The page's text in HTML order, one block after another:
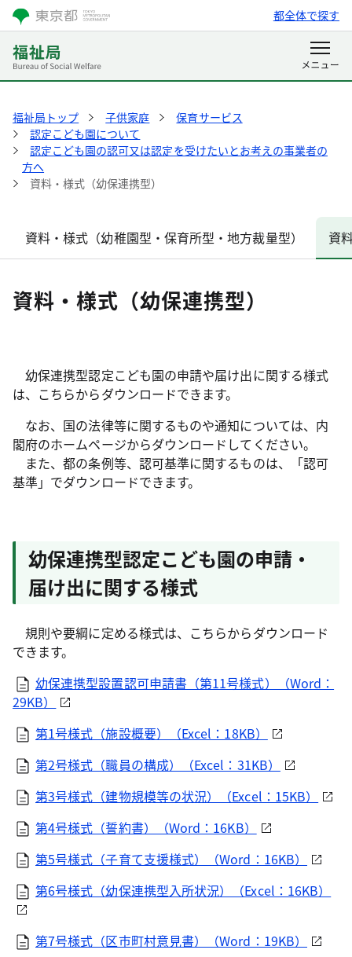
都全体で探す
福祉局トップ 子供家庭
保育サービス
認定こども園について
認定こども園の認可又は認定を受けたいとお考えの事業者の
方へ
資料・様式（幼保連携型）
資料・様式（幼稚園型・保育所型・地方裁量型） 資
資料・様式（幼保連携型）
幼保連携型認定こども園の申請や届け出に関する様式
は、こちらからダウンロードできます。
なお、国の法律等に関するものや通知については、内
閣府のホームページからダウンロードしてください。
また、都の条例等、認可基準に関するものは、「認可
基準」でダウンロードできます。
幼保連携型認定こども園の申請・
届け出に関する様式
規則や要綱に定める様式は、こちらからダウンロード
できます。
幼保連携型設置認可申請書（第11号様式）（Word：
29KB）
第1号様式（施設概要）（Excel：18KB）
第2号様式（職員の構成）（Excel：31KB）
第3号様式（建物規模等の状況）（Excel：15KB）
第4号様式（誓約書）（Word：16KB）
第5号様式（子育て支援様式）（Word：16KB）
第6号様式（幼保連携型入所状況）（Excel：16KB）
第7号様式（区市町村意見書）（Word：19KB）